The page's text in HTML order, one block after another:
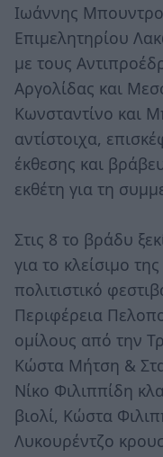
Ιωάννης
Επιμελητηρίου
με τους
Αργολίδας και
Κωνσταντίνο και
αντίστοιχα,
έκθεσης και
εκθέτη για τη
Στις 8 το βράδυ
για το κλείσιμο
πολιτιστικό
Περιφέρεια
ομίλους από την
Κώστα Μήτση &
Νίκο Φιλιππίδη
βιολί, Κώστα
Λυκουρέντζο